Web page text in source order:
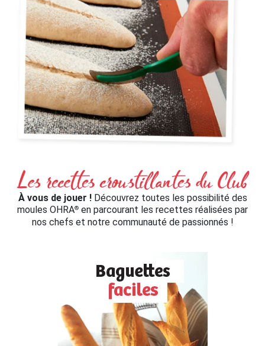
À vous de jouer !Découvrez toutes les possibilité des
moules OHRA® en parcourant les recettes réalisées par
nos chefs et notre communauté de passionnés !